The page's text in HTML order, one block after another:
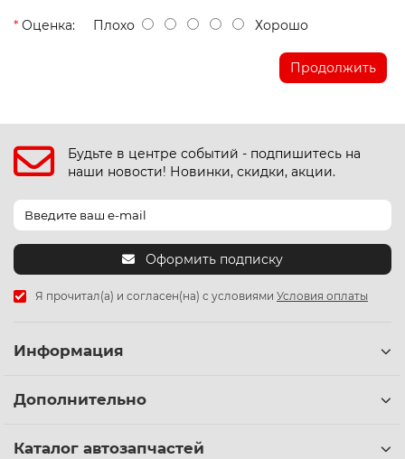
Оценка: Плохо Хорошо
Продолжить
Будьте в центре событий - подпишитесь на
наши новости! Новинки, скидки, акции.
Оформить подписку
Я прочитал(а) и согласен(на) с условиями Условия оплаты
Информация
Дополнительно
Каталог автозапчастей